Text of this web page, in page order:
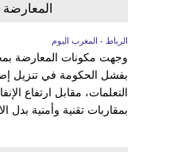
الرباط - المغرب اليوم
وجهت مكونات المعارضة
بفشل الحكومة في تنزيل
التعلمات، مقابل ارتفاع
بمقاربات تقنية وأمنية بدل